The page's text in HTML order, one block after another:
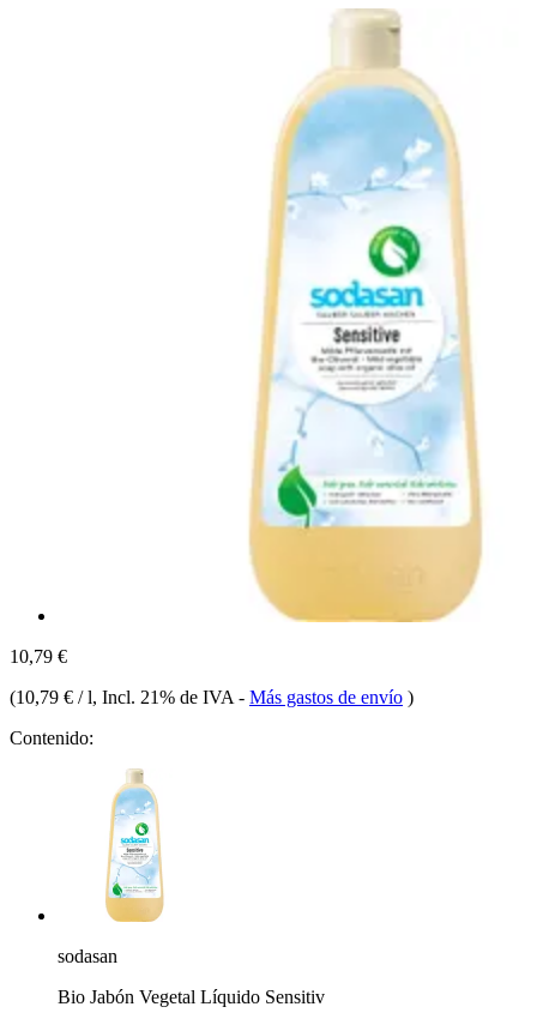
10,79 €
(10,79 € / l, Incl. 21% de IVA - Más gastos de envío )
Contenido:
sodasan
Bio Jabón Vegetal Líquido Sensitiv